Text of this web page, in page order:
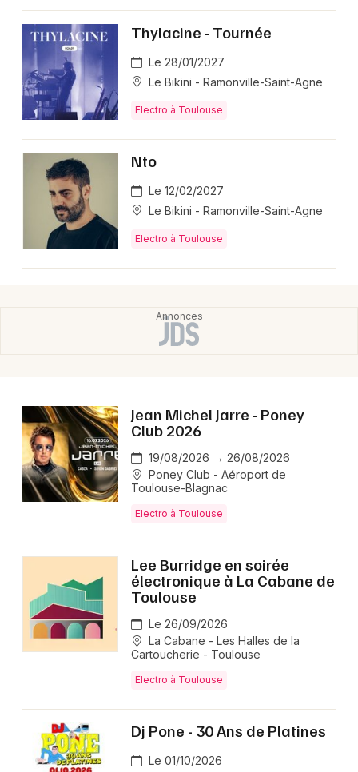
Thylacine - Tournée
Le 28/01/2027
Le Bikini - Ramonville-Saint-Agne
Electro à Toulouse
Nto
Le 12/02/2027
Le Bikini - Ramonville-Saint-Agne
Electro à Toulouse
Jean Michel Jarre - Poney
Club 2026
19/08/2026 → 26/08/2026
Poney Club - Aéroport de
Toulouse-Blagnac
Electro à Toulouse
Lee Burridge en soirée
électronique à La Cabane de
Toulouse
Le 26/09/2026
La Cabane - Les Halles de la
Cartoucherie - Toulouse
Electro à Toulouse
Dj Pone - 30 Ans de Platines
Le 01/10/2026